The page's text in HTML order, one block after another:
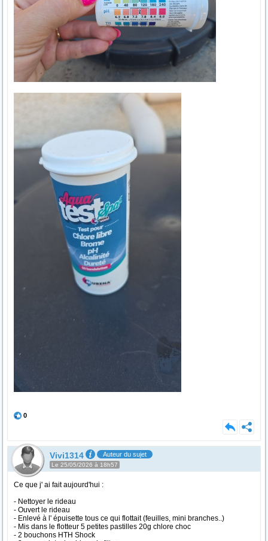
0
Vivi1314 Auteur du sujet
Le 25/05/2026 à 18h57
Ce que j' ai fait aujourd'hui :
- Nettoyer le rideau
- Ouvert le rideau
- Enlevé à l' épuisette tous ce qui flottait (feuilles, mini branches..)
- Mis dans le flotteur 5 petites pastilles 20g chlore choc
- 2 bouchons HTH Shock